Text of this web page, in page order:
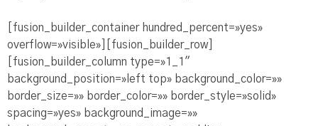
[fusion_builder_container hundred_percent=»yes»
overflow=»visible»][fusion_builder_row]
[fusion_builder_column type=»1_1″
background_position=»left top» background_color=»»
border_size=»» border_color=»» border_style=»solid»
spacing=»yes» background_image=»»